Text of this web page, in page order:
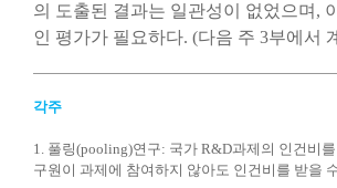
의 도출된 결과는 일관성이 없었으며,
인 평가가 필요하다. (다음 주 3부에서
각주
1. 풀링(pooling)연구: 국가 R&D과제의 인건비
구원이 과제에 참여하지 않아도 인건비를 받을